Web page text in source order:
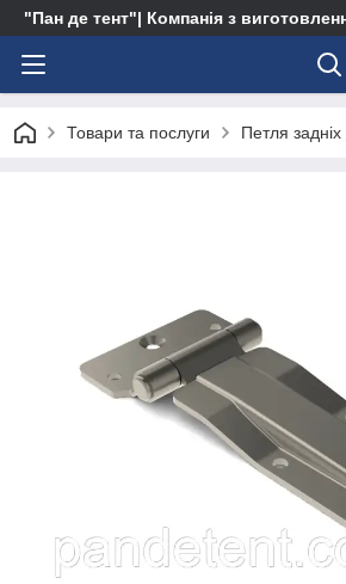
"Пан де тент"| Компанія з
Товари та послуги Петля задніх